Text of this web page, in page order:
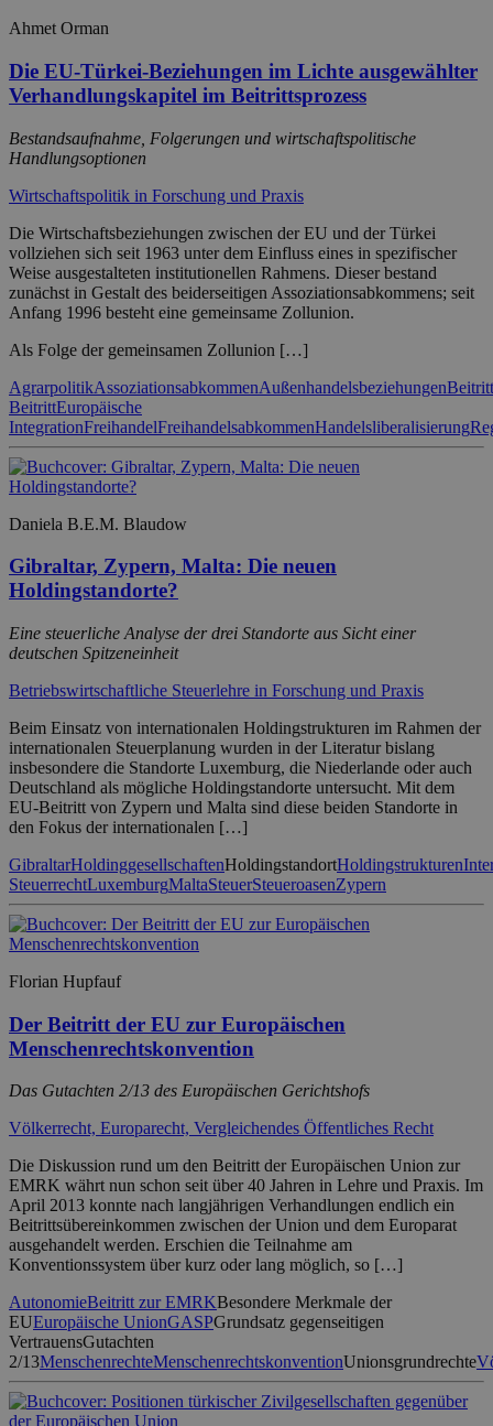
Ahmet Orman
Die EU-Türkei-Beziehungen im Lichte ausgewählter
Verhandlungskapitel im Beitrittsprozess
Bestandsaufnahme, Folgerungen und wirtschaftspolitische
Handlungsoptionen
Wirtschaftspolitik in Forschung und Praxis
Die Wirtschaftsbeziehungen zwischen der EU und der Türkei
vollziehen sich seit 1963 unter dem Einfluss eines in spezifischer
Weise ausgestalteten institutionellen Rahmens. Dieser bestand
zunächst in Gestalt des beiderseitigen Assoziationsabkommens; seit
Anfang 1996 besteht eine gemeinsame Zollunion.
Als Folge der gemeinsamen Zollunion […]
AgrarpolitikAssoziationsabkommenAußenhandelsbeziehungen
BeitrittEuropäische
IntegrationFreihandelFreihandelsabkommenHandelsliberalisierung
Daniela B.E.M. Blaudow
Gibraltar, Zypern, Malta: Die neuen
Holdingstandorte?
Eine steuerliche Analyse der drei Standorte aus Sicht einer
deutschen Spitzeneinheit
Betriebswirtschaftliche Steuerlehre in Forschung und Praxis
Beim Einsatz von internationalen Holdingstrukturen im Rahmen der
internationalen Steuerplanung wurden in der Literatur bislang
insbesondere die Standorte Luxemburg, die Niederlande oder auch
Deutschland als mögliche Holdingstandorte untersucht. Mit dem
EU-Beitritt von Zypern und Malta sind diese beiden Standorte in
den Fokus der internationalen […]
GibraltarHoldinggesellschaftenHoldingstandortHoldingstrukturen
SteuerrechtLuxemburgMaltaSteuerSteueroasenZypern
Florian Hupfauf
Der Beitritt der EU zur Europäischen
Menschenrechtskonvention
Das Gutachten 2/13 des Europäischen Gerichtshofs
Völkerrecht, Europarecht, Vergleichendes Öffentliches Recht
Die Diskussion rund um den Beitritt der Europäischen Union zur
EMRK währt nun schon seit über 40 Jahren in Lehre und Praxis. Im
April 2013 konnte nach langjährigen Verhandlungen endlich ein
Beitrittsübereinkommen zwischen der Union und dem Europarat
ausgehandelt werden. Erschien die Teilnahme am
Konventionssystem über kurz oder lang möglich, so […]
AutonomieBeitritt zur EMRKBesondere Merkmale der
EUEuropäische UnionGASPGrundsatz gegenseitigen
VertrauensGutachten
2/13MenschenrechteMenschenrechtskonventionUnionsgrundrechte